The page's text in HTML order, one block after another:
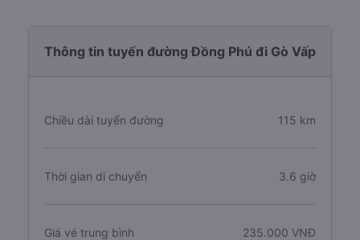
Thông tin tuyến đường Đồng Phú đi Gò Vấp
Chiều dài tuyến đường 115 km
Thời gian di chuyển 3.6 giờ
Giá vé trung bình 235.000 VNĐ